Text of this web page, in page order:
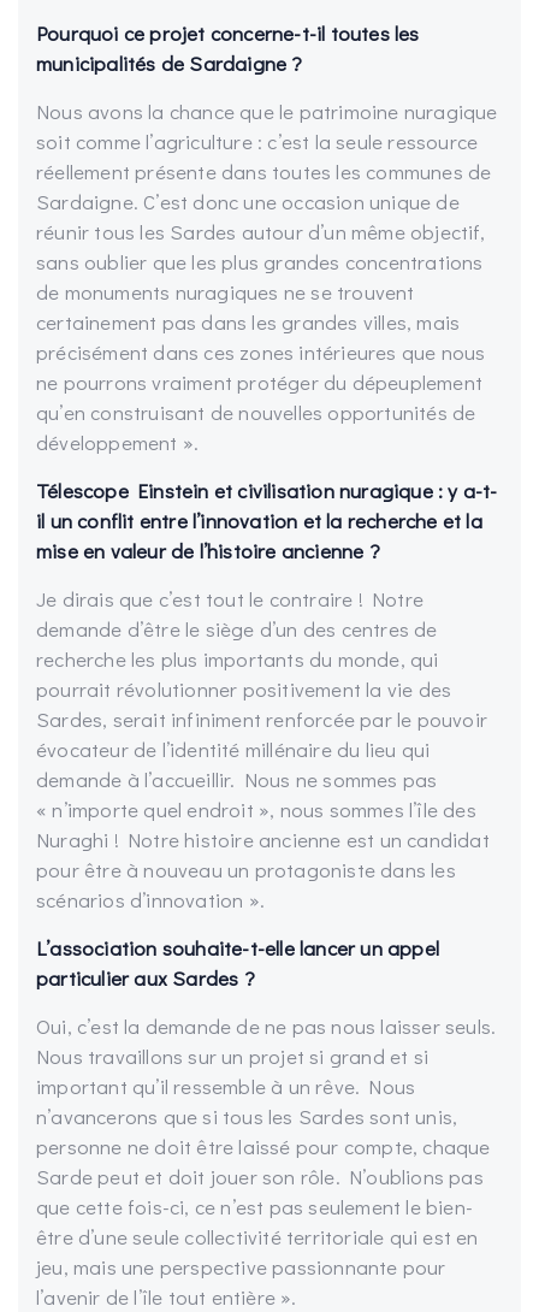
Pourquoi ce projet concerne-t-il toutes les
municipalités de Sardaigne ?
Nous avons la chance que le patrimoine nuragique
soit comme l’agriculture : c’est la seule ressource
réellement présente dans toutes les communes de
Sardaigne. C’est donc une occasion unique de
réunir tous les Sardes autour d’un même objectif,
sans oublier que les plus grandes concentrations
de monuments nuragiques ne se trouvent
certainement pas dans les grandes villes, mais
précisément dans ces zones intérieures que nous
ne pourrons vraiment protéger du dépeuplement
qu’en construisant de nouvelles opportunités de
développement ».
Télescope Einstein et civilisation nuragique : y a-t-
il un conflit entre l’innovation et la recherche et la
mise en valeur de l’histoire ancienne ?
Je dirais que c’est tout le contraire ! Notre
demande d’être le siège d’un des centres de
recherche les plus importants du monde, qui
pourrait révolutionner positivement la vie des
Sardes, serait infiniment renforcée par le pouvoir
évocateur de l’identité millénaire du lieu qui
demande à l’accueillir. Nous ne sommes pas
« n’importe quel endroit », nous sommes l’île des
Nuraghi ! Notre histoire ancienne est un candidat
pour être à nouveau un protagoniste dans les
scénarios d’innovation ».
L’association souhaite-t-elle lancer un appel
particulier aux Sardes ?
Oui, c’est la demande de ne pas nous laisser seuls.
Nous travaillons sur un projet si grand et si
important qu’il ressemble à un rêve. Nous
n’avancerons que si tous les Sardes sont unis,
personne ne doit être laissé pour compte, chaque
Sarde peut et doit jouer son rôle. N’oublions pas
que cette fois-ci, ce n’est pas seulement le bien-
être d’une seule collectivité territoriale qui est en
jeu, mais une perspective passionnante pour
l’avenir de l’île tout entière ».